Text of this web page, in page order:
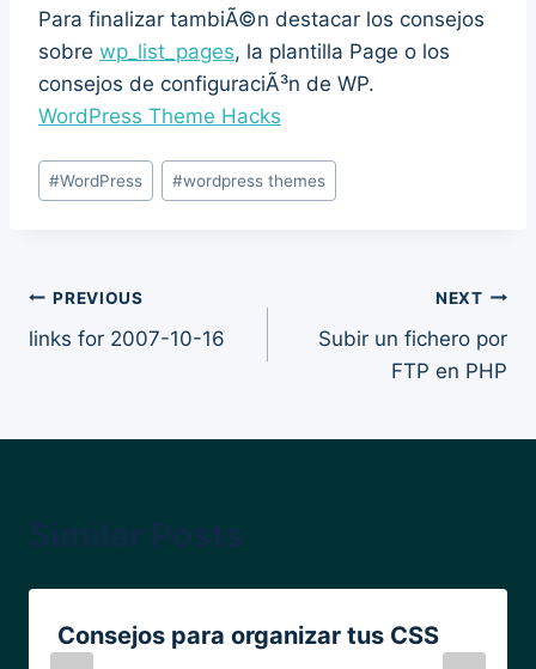
Para finalizar tambiÃ©n destacar los consejos
sobre wp_list_pages, la plantilla Page o los
consejos de configuraciÃ³n de WP.
WordPress Theme Hacks
Post
Tags:
#WordPress #wordpress themes
Post
navigation
PREVIOUS
links for 2007-10-16
NEXT
Subir un fichero por
FTP en PHP
Consejos para organizar tus CSS